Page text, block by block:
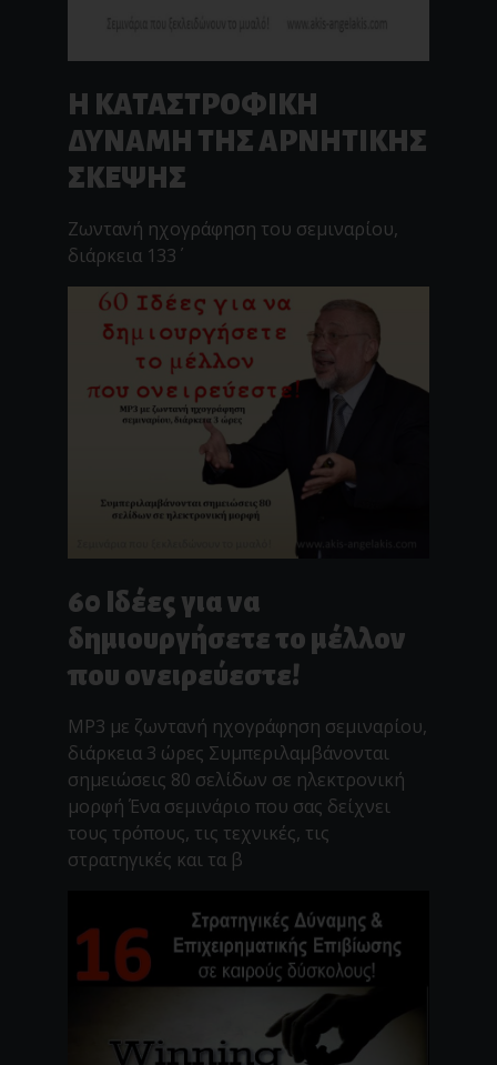
Η ΚΑΤΑΣΤΡΟΦΙΚΗ
ΔΥΝΑΜΗ ΤΗΣ ΑΡΝΗΤΙΚΗΣ
ΣΚΕΨΗΣ
Ζωντανή ηχογράφηση του σεμιναρίου,
διάρκεια 133΄
60 Ιδέες για να
δημιουργήσετε το μέλλον
που ονειρεύεστε!
MP3 με ζωντανή ηχογράφηση σεμιναρίου,
διάρκεια 3 ώρες Συμπεριλαμβάνονται
σημειώσεις 80 σελίδων σε ηλεκτρονική
μορφή Ένα σεμινάριο που σας δείχνει
τους τρόπους, τις τεχνικές, τις
στρατηγικές και τα β